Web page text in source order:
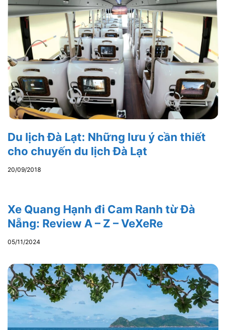
Du lịch Đà Lạt: Những lưu ý cần thiết
cho chuyến du lịch Đà Lạt
20/09/2018
Xe Quang Hạnh đi Cam Ranh từ Đà
Nẵng: Review A – Z – VeXeRe
05/11/2024